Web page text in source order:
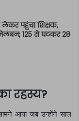
पहुंचा शिक्षक,
125 से घटकर 28
रहस्य?
आया जब उन्होंने साल